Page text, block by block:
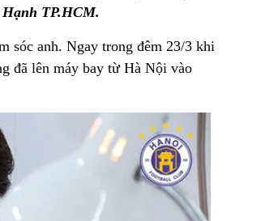
TP.HCM.
sóc anh. Ngay trong đêm 23/3 khi
đã lên máy bay từ Hà Nội vào